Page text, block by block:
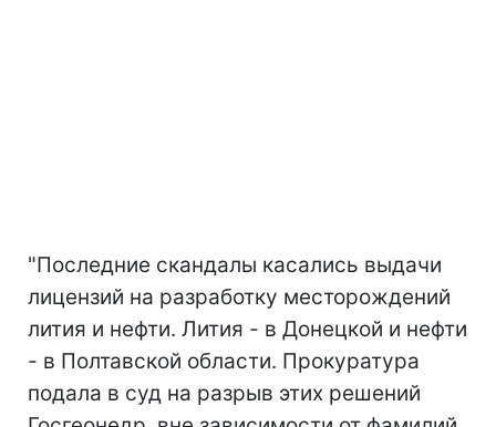
"Последние скандалы касались выдачи
лицензий на разработку месторождений
лития и нефти. Лития - в Донецкой и нефти
- в Полтавской области. Прокуратура
подала в суд на разрыв этих решений